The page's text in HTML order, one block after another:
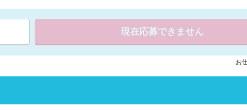
現在応募できません
お